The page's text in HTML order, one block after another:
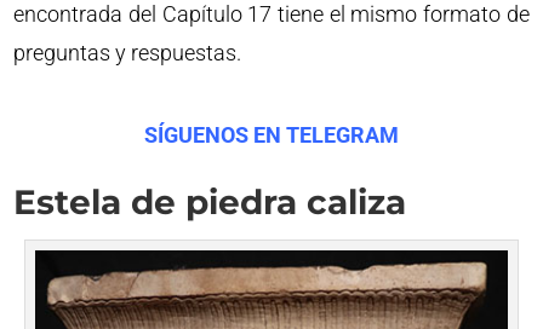
encontrada del Capítulo 17 tiene el mismo formato de
preguntas y respuestas.
SÍGUENOS EN TELEGRAM
Estela de piedra caliza